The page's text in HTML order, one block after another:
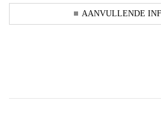
AANVULLENDE